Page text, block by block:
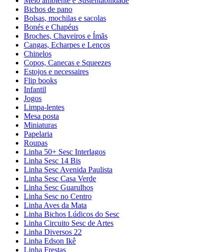
Bichos de pano
Bolsas, mochilas e sacolas
Bonés e Chapéus
Broches, Chaveiros e Ímãs
Cangas, Echarpes e Lenços
Chinelos
Copos, Canecas e Squeezes
Estojos e necessaires
Flip books
Infantil
Jogos
Limpa-lentes
Mesa posta
Miniaturas
Papelaria
Roupas
Linha 50+ Sesc Interlagos
Linha Sesc 14 Bis
Linha Sesc Avenida Paulista
Linha Sesc Casa Verde
Linha Sesc Guarulhos
Linha Sesc no Centro
Linha Aves da Mata
Linha Bichos Lúdicos do Sesc
Linha Circuito Sesc de Artes
Linha Diversos 22
Linha Edson Ikê
Linha Frestas